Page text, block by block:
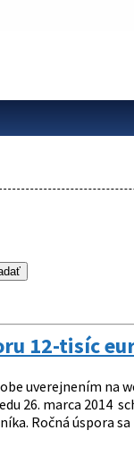
12-tisíc
uverejnením na
26. marca
Ročná úspora sa